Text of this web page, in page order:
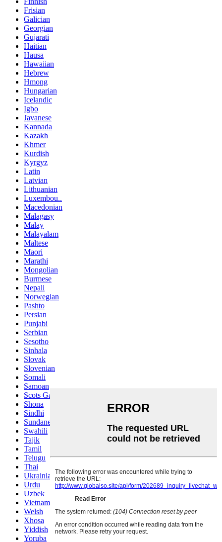
Frisian
Galician
Georgian
Gujarati
Haitian
Hausa
Hawaiian
Hebrew
Hmong
Hungarian
Icelandic
Igbo
Javanese
Kannada
Kazakh
Khmer
Kurdish
Kyrgyz
Latin
Latvian
Lithuanian
Luxembou..
Macedonian
Malagasy
Malay
Malayalam
Maltese
Maori
Marathi
Mongolian
Burmese
Nepali
Norwegian
Pashto
Persian
Punjabi
Serbian
Sesotho
Sinhala
Slovak
Slovenian
Somali
Samoan
Scots Gaelic
Shona
Sindhi
Sundanese
Swahili
Tajik
Tamil
Telugu
Thai
Ukrainian
Urdu
Uzbek
Vietnamese
Welsh
Xhosa
Yiddish
Yoruba